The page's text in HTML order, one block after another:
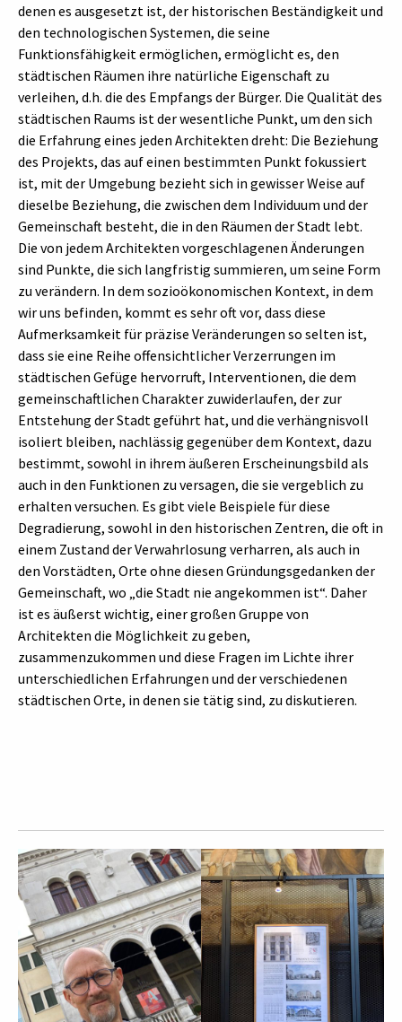
denen es ausgesetzt ist, der historischen Beständigkeit und
den technologischen Systemen, die seine
Funktionsfähigkeit ermöglichen, ermöglicht es, den
städtischen Räumen ihre natürliche Eigenschaft zu
verleihen, d.h. die des Empfangs der Bürger. Die Qualität des
städtischen Raums ist der wesentliche Punkt, um den sich
die Erfahrung eines jeden Architekten dreht: Die Beziehung
des Projekts, das auf einen bestimmten Punkt fokussiert
ist, mit der Umgebung bezieht sich in gewisser Weise auf
dieselbe Beziehung, die zwischen dem Individuum und der
Gemeinschaft besteht, die in den Räumen der Stadt lebt.
Die von jedem Architekten vorgeschlagenen Änderungen
sind Punkte, die sich langfristig summieren, um seine Form
zu verändern. In dem sozioökonomischen Kontext, in dem
wir uns befinden, kommt es sehr oft vor, dass diese
Aufmerksamkeit für präzise Veränderungen so selten ist,
dass sie eine Reihe offensichtlicher Verzerrungen im
städtischen Gefüge hervorruft, Interventionen, die dem
gemeinschaftlichen Charakter zuwiderlaufen, der zur
Entstehung der Stadt geführt hat, und die verhängnisvoll
isoliert bleiben, nachlässig gegenüber dem Kontext, dazu
bestimmt, sowohl in ihrem äußeren Erscheinungsbild als
auch in den Funktionen zu versagen, die sie vergeblich zu
erhalten versuchen. Es gibt viele Beispiele für diese
Degradierung, sowohl in den historischen Zentren, die oft in
einem Zustand der Verwahrlosung verharren, als auch in
den Vorstädten, Orte ohne diesen Gründungsgedanken der
Gemeinschaft, wo „die Stadt nie angekommen ist“. Daher
ist es äußerst wichtig, einer großen Gruppe von
Architekten die Möglichkeit zu geben,
zusammenzukommen und diese Fragen im Lichte ihrer
unterschiedlichen Erfahrungen und der verschiedenen
städtischen Orte, in denen sie tätig sind, zu diskutieren.